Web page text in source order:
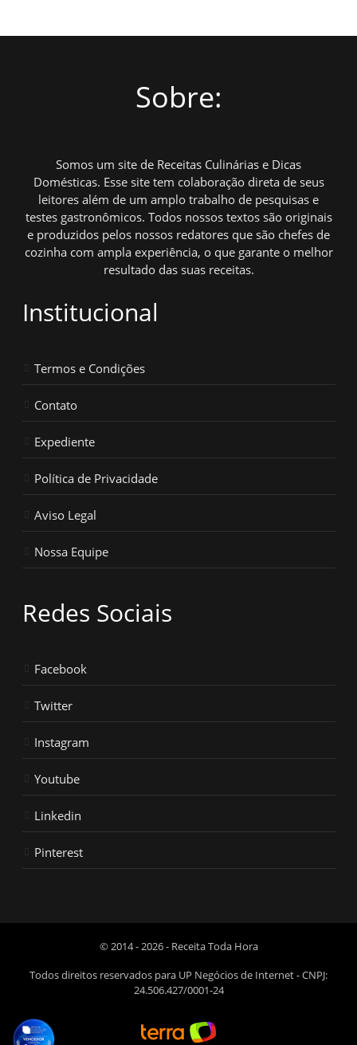
Sobre:
Somos um site de Receitas Culinárias e Dicas
Domésticas. Esse site tem colaboração direta de seus
leitores além de um amplo trabalho de pesquisas e
testes gastronômicos. Todos nossos textos são originais
e produzidos pelos nossos redatores que são chefes de
cozinha com ampla experiência, o que garante o melhor
resultado das suas receitas.
Institucional
Termos e Condições
Contato
Expediente
Política de Privacidade
Aviso Legal
Nossa Equipe
Redes Sociais
Facebook
Twitter
Instagram
Youtube
Linkedin
Pinterest
© 2014 - 2026 - Receita Toda Hora
Todos direitos reservados para UP Negócios de Internet - CNPJ:
24.506.427/0001-24